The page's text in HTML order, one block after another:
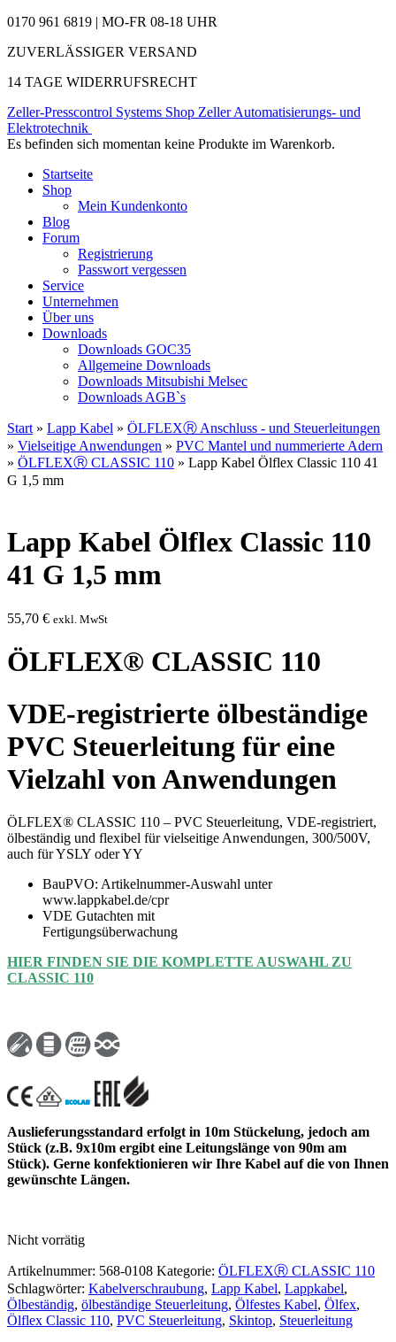
0170 961 6819 | MO-FR 08-18 UHR
ZUVERLÄSSIGER VERSAND
14 TAGE WIDERRUFSRECHT
Zeller-Presscontrol Systems Shop Zeller Automatisierungs- und
Elektrotechnik
Es befinden sich momentan keine Produkte im Warenkorb.
Startseite
Shop
Mein Kundenkonto
Blog
Forum
Registrierung
Passwort vergessen
Service
Unternehmen
Über uns
Downloads
Downloads GOC35
Allgemeine Downloads
Downloads Mitsubishi Melsec
Downloads AGB`s
Start » Lapp Kabel » ÖLFLEXⓇ Anschluss - und Steuerleitungen
» Vielseitige Anwendungen » PVC Mantel und nummerierte Adern
» ÖLFLEXⓇ CLASSIC 110 » Lapp Kabel Ölflex Classic 110 41
G 1,5 mm
Lapp Kabel Ölflex Classic 110
41 G 1,5 mm
55,70 € exkl. MwSt
ÖLFLEX® CLASSIC 110
VDE-registrierte ölbeständige
PVC Steuerleitung für eine
Vielzahl von Anwendungen
ÖLFLEX® CLASSIC 110 – PVC Steuerleitung, VDE-registriert,
ölbeständig und flexibel für vielseitige Anwendungen, 300/500V,
auch für YSLY oder YY
BauPVO: Artikelnummer-Auswahl unter
www.lappkabel.de/cpr
VDE Gutachten mit
Fertigungsüberwachung
HIER FINDEN SIE DIE KOMPLETTE AUSWAHL ZU
CLASSIC 110
Auslieferungsstandard erfolgt in 10m Stückelung, jedoch am
Stück (z.B. 9x10m ergibt eine Leitungslänge von 90m am
Stück). Gerne konfektionieren wir Ihre Kabel auf die von Ihnen
gewünschte Längen.
Nicht vorrätig
Artikelnummer: 568-0108 Kategorie: ÖLFLEXⓇ CLASSIC 110
Schlagwörter: Kabelverschraubung, Lapp Kabel, Lappkabel,
Ölbeständig, ölbeständige Steuerleitung, Ölfestes Kabel, Ölfex,
Ölflex Classic 110, PVC Steuerleitung, Skintop, Steuerleitung